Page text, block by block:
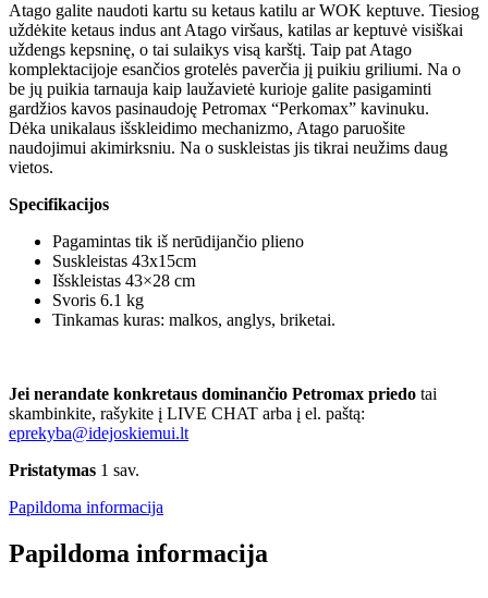
Atago galite naudoti kartu su ketaus katilu ar WOK keptuve. Tiesiog
uždėkite ketaus indus ant Atago viršaus, katilas ar keptuvė visiškai
uždengs kepsninę, o tai sulaikys visą karštį. Taip pat Atago
komplektacijoje esančios grotelės paverčia jį puikiu griliumi. Na o
be jų puikia tarnauja kaip laužavietė kurioje galite pasigaminti
gardžios kavos pasinaudoję Petromax “Perkomax” kavinuku.
Dėka unikalaus išskleidimo mechanizmo, Atago paruošite
naudojimui akimirksniu. Na o suskleistas jis tikrai neužims daug
vietos.
Specifikacijos
Pagamintas tik iš nerūdijančio plieno
Suskleistas 43x15cm
Išskleistas 43×28 cm
Svoris 6.1 kg
Tinkamas kuras: malkos, anglys, briketai.
Jei nerandate konkretaus dominančio Petromax priedo tai
skambinkite, rašykite į LIVE CHAT arba į el. paštą:
eprekyba@idejoskiemui.lt
Pristatymas 1 sav.
Papildoma informacija
Papildoma informacija